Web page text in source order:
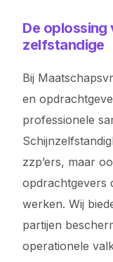
De
zelfstandige
Bij
en
professionele
zzp’ers, maar
opdrachtgevers
werken. Wij
partijen
operationele